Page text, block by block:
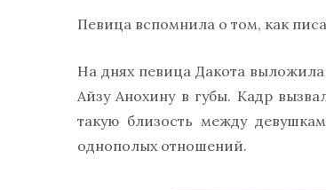
Певица вспомнила о том, как
На днях певица Дакота
Айзу Анохину в губы. Кадр
такую близость между
однополых отношений.